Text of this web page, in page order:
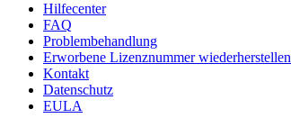
Hilfecenter
FAQ
Problembehandlung
Erworbene Lizenznummer wiederherstellen
Kontakt
Datenschutz
EULA